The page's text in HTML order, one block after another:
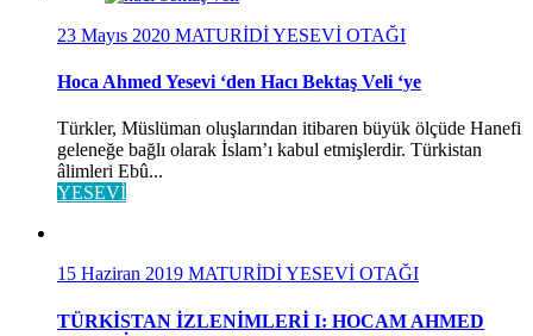
23 Mayıs 2020 MATURİDİ YESEVİ OTAĞI
Hoca Ahmed Yesevi ‘den Hacı Bektaş Veli ‘ye
Türkler, Müslüman oluşlarından itibaren büyük ölçüde Hanefi
geleneğe bağlı olarak İslam’ı kabul etmişlerdir. Türkistan
âlimleri Ebû...
YESEVİ
15 Haziran 2019 MATURİDİ YESEVİ OTAĞI
TÜRKİSTAN İZLENİMLERİ I: HOCAM AHMED